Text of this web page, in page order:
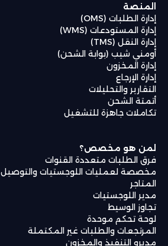
المنصة
إدارة الطلبات (OMS)
إدارة المستودعات (WMS)
إدارة النقل (TMS)
أومني شيب (بوابة الشحن)
إدارة المخزون
إدارة الإرجاع
التقارير والتحليلات
أتمتة الشحن
تكاملات جاهزة للتشغيل
لمن هو مخصص؟
فرق الطلبات متعددة القنوات
مخصصة لعمليات اللوجستيات والتوصيل
المتاجر
مدير اللوجستيات
تجاوز الوسيط
لوحة تحكم موحدة
المرتجعات والطلبات غير المكتملة
مديرو التنفيذ والمخزون